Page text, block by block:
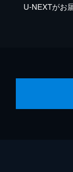
U-NEXTがお